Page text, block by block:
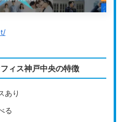
なっているため、これからビ
郵便転送も含まれているの
無料で転送してもらえるた
ィス神戸中央の特徴
あり
る